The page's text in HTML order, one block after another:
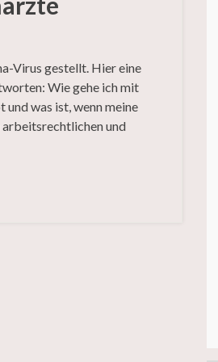
Virus gestellt. Hier eine
Wie gehe ich mit
was ist, wenn meine
und